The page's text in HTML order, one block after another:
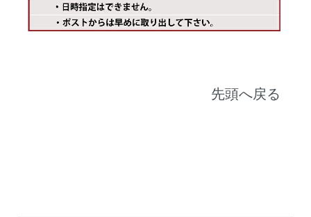
先頭へ戻る